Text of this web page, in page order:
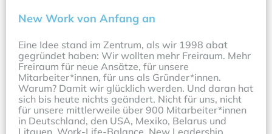
New Work von Anfang an
Eine Idee stand im Zentrum, als wir 1998 abat
gegründet haben: Wir wollten mehr Freiraum. Mehr
Freiraum für neue Ansätze, für unsere
Mitarbeiter*innen, für uns als Gründer*innen.
Warum? Damit wir glücklich werden. Und daran hat
sich bis heute nichts geändert. Nicht für uns, nicht
für unsere mittlerweile über 900 Mitarbeiter*innen
in Deutschland, den USA, Mexiko, Belarus und